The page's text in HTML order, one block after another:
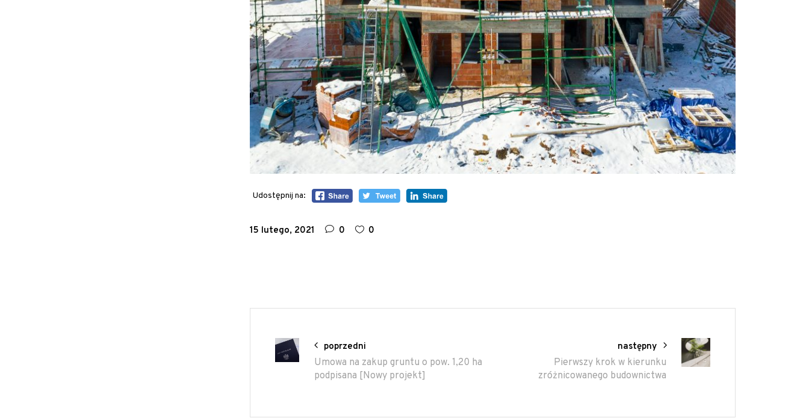
Udostępnij na:
15 lutego, 2021 0 0
poprzedni
Umowa na zakup gruntu o pow. 1,20 ha
podpisana [Nowy projekt]
następny
Pierwszy krok w kierunku
zróżnicowanego budownictwa